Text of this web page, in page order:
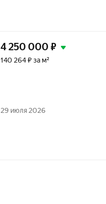
4 250 000 ₽
140 264 ₽ за м²
29 июля 2026